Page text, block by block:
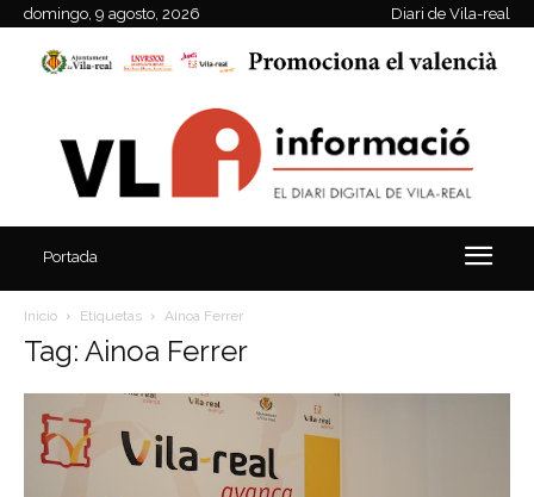
domingo, 9 agosto, 2026 Diari de Vila-real
Portada
Inicio Etiquetas Ainoa Ferrer
Tag: Ainoa Ferrer